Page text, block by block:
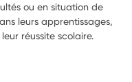
ou en situation de
leurs apprentissages,
réussite scolaire.